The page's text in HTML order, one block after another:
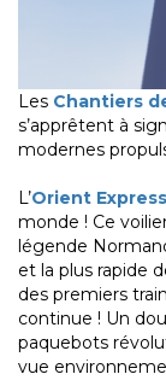
Les Chantiers
s’apprêtent à
modernes
L’Orient
monde ! Ce
légende
et la plus rapide
des premiers
continue ! Un
paquebots
vue